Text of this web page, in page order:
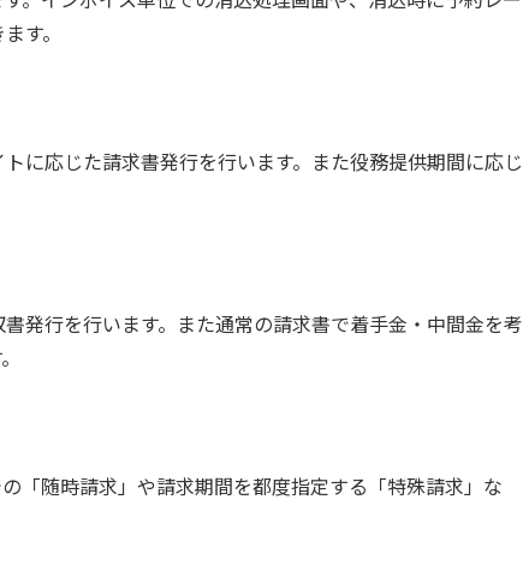
す。
に応じた請求書発行を行います。また役務提供期間に応じ
発行を行います。また通常の請求書で着手金・中間金を考
「随時請求」や請求期間を都度指定する「特殊請求」な